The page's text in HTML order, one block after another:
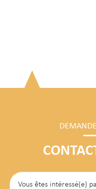
Vous êtes intéressé(e)